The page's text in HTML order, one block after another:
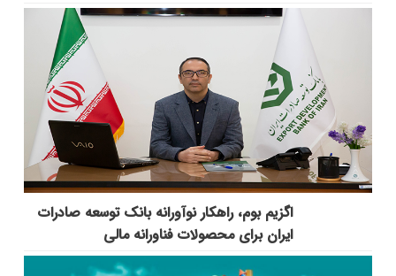
اگزیم بوم، راهکار نوآورانه بانک توسعه صادرات
ایران برای محصولات فناورانه مالی